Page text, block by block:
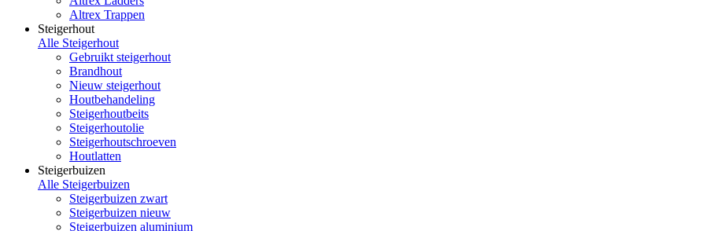
Altrex Trappen
Steigerhout
Alle Steigerhout
Gebruikt steigerhout
Brandhout
Nieuw steigerhout
Houtbehandeling
Steigerhoutbeits
Steigerhoutolie
Steigerhoutschroeven
Houtlatten
Steigerbuizen
Alle Steigerbuizen
Steigerbuizen zwart
Steigerbuizen nieuw
Steigerbuizen aluminium